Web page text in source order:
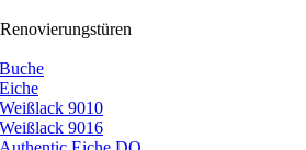
Buche
Eiche
Weißlack 9010
Weißlack 9016